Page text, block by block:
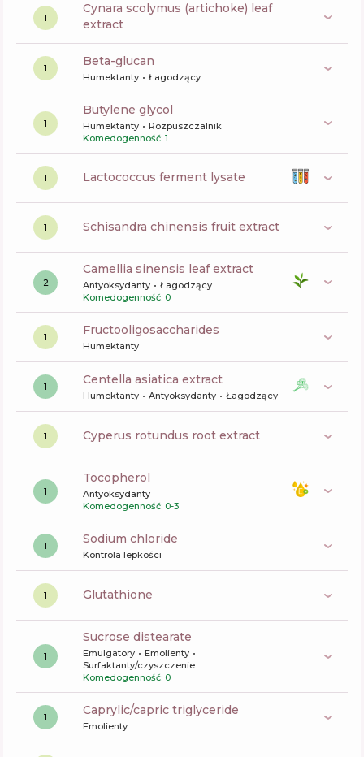
1
cynara scolymus (artichoke) leaf
extract
1 beta-glucan
Humektanty Łagodzący
1
butylene glycol
Humektanty
Rozpuszczalnik
Komedogenność: 1
1 lactococcus ferment lysate
1 schisandra chinensis fruit extract
2
camellia sinensis leaf extract
Antyoksydanty
Łagodzący
Komedogenność: 0
1 fructooligosaccharides
Humektanty
1 centella asiatica extract
Humektanty Antyoksydanty Łagodzący
1 cyperus rotundus root extract
1
tocopherol
Antyoksydanty
Komedogenność: 0-3
1 sodium chloride
Kontrola lepkości
1 glutathione
1
sucrose distearate
Emulgatory
Emolienty
Surfaktanty/czyszczenie
Komedogenność: 0
1 caprylic/capric triglyceride
Emolienty